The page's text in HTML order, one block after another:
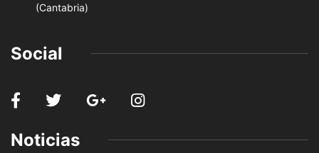
(Cantabria)
Social
Noticias